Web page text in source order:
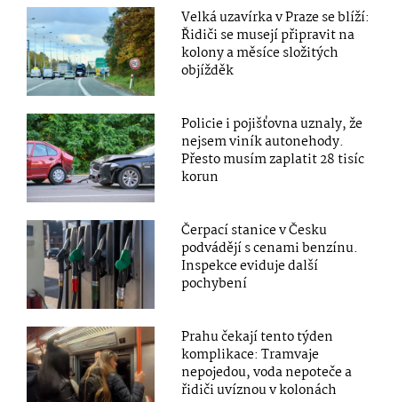
Velká uzavírka v Praze se blíží:
Řidiči se musejí připravit na
kolony a měsíce složitých
objížděk
Policie i pojišťovna uznaly, že
nejsem viník autonehody.
Přesto musím zaplatit 28 tisíc
korun
Čerpací stanice v Česku
podvádějí s cenami benzínu.
Inspekce eviduje další
pochybení
Prahu čekají tento týden
komplikace: Tramvaje
nepojedou, voda nepoteče a
řidiči uvíznou v kolonách